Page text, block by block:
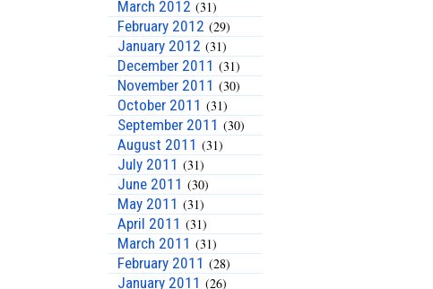
March 2012 (31)
February 2012 (29)
January 2012 (31)
December 2011 (31)
November 2011 (30)
October 2011 (31)
September 2011 (30)
August 2011 (31)
July 2011 (31)
June 2011 (30)
May 2011 (31)
April 2011 (31)
March 2011 (31)
February 2011 (28)
January 2011 (26)